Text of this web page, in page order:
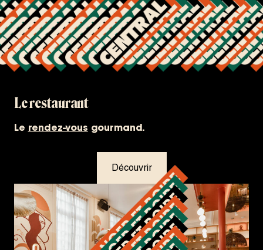
Le restaurant
Le rendez-vous gourmand.
Découvrir